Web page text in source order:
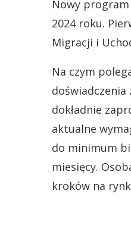
Nowy
2024 roku.
Migracji i
Na czym
dokładnie
aktualne
do minimum
miesięcy.
kroków na